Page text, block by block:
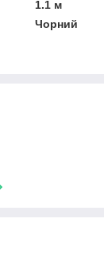
1.1 м
Чорний